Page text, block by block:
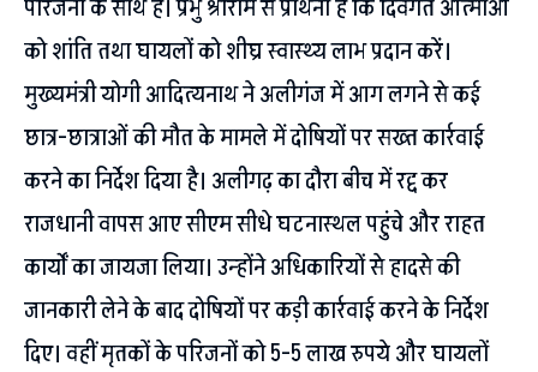
परिजनों के साथ हैं। प्रभु श्रीराम से प्रार्थना है कि दिवंगत आत्माओं
को शांति तथा घायलों को शीघ्र स्वास्थ्य लाभ प्रदान करें।
मुख्यमंत्री योगी आदित्यनाथ ने अलीगंज में आग लगने से कई
छात्र-छात्राओं की मौत के मामले में दोषियों पर सख्त कार्रवाई
करने का निर्देश दिया है। अलीगढ़ का दौरा बीच में रद्द कर
राजधानी वापस आए सीएम सीधे घटनास्थल पहुंचे और राहत
कार्यों का जायजा लिया। उन्होंने अधिकारियों से हादसे की
जानकारी लेने के बाद दोषियों पर कड़ी कार्रवाई करने के निर्देश
दिए। वहीं मृतकों के परिजनों को 5-5 लाख रुपये और घायलों